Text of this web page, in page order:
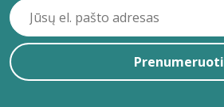
Prenumeruoti